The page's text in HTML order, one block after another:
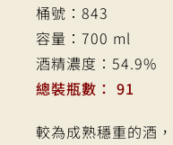
桶號：843
容量：700 ml
酒精濃度：54.9%
總裝瓶數： 91
較為成熟穩重的酒